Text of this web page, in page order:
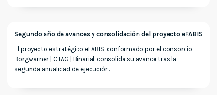
Segundo año de avances y consolidación del proyecto eFABIS
El proyecto estratégico eFABIS, conformado por el consorcio
Borgwarner | CTAG | Binarial, consolida su avance tras la
segunda anualidad de ejecución.